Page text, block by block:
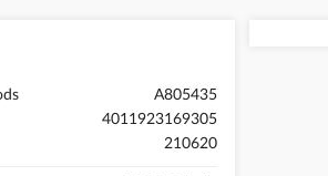
A805435
4011923169305
210620